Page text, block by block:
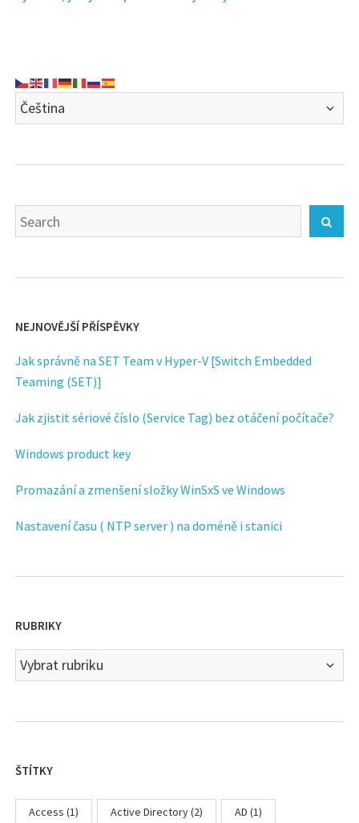
Search
for:
NEJNOVĚJŠÍ PŘÍSPĚVKY
Jak správně na SET Team v Hyper-V [Switch Embedded
Teaming (SET)]
Jak zjistit sériové číslo (Service Tag) bez otáčení počítače?
Windows product key
Promazání a zmenšení složky WinSxS ve Windows
Nastavení času ( NTP server ) na doméně i stanici
RUBRIKY
Rubriky
ŠTÍTKY
Access (1) Active Directory(2) AD (1)